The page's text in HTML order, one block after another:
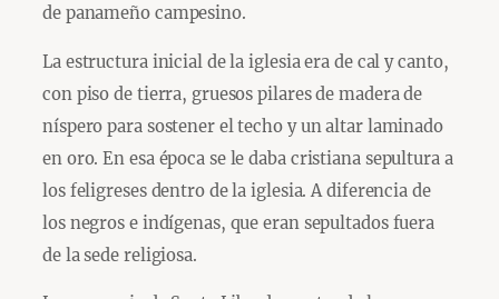
de panameño campesino.
La estructura inicial de la iglesia era de cal y canto,
con piso de tierra, gruesos pilares de madera de
níspero para sostener el techo y un altar laminado
en oro. En esa época se le daba cristiana sepultura a
los feligreses dentro de la iglesia. A diferencia de
los negros e indígenas, que eran sepultados fuera
de la sede religiosa.